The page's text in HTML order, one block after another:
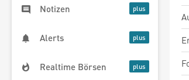
Notizen
Alerts
Realtime Börsen